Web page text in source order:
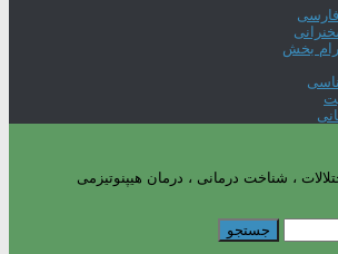
بخش
، شناخت درمانی ، درمان هیپنوتیزمی